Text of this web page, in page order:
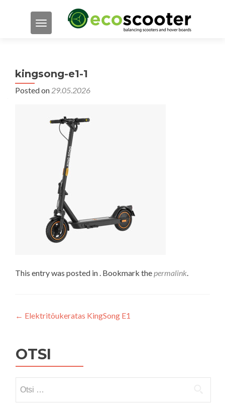
TOGGLE NAVIGATION
kingsong-e1-1
Posted on 29.05.2026
This entry was posted in . Bookmark thepermalink.
Navigeerimine
← Elektritõukeratas KingSong E1
OTSI